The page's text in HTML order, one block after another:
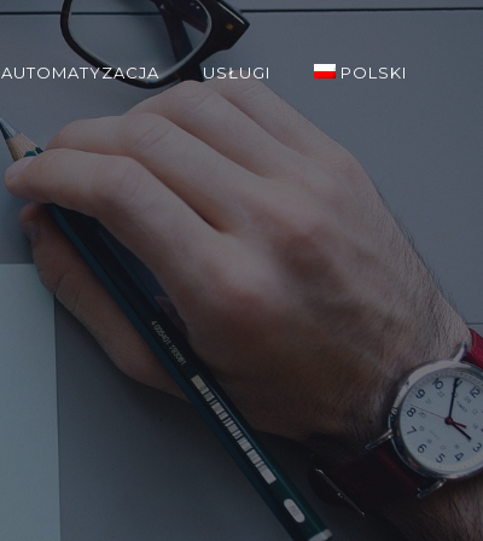
AUTOMATYZACJA USŁUGI POLSKI